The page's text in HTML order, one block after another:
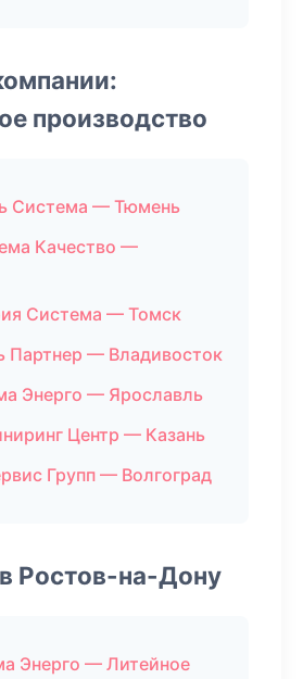
производство
Система — Тюмень
Качество —
Система — Томск
Партнер — Владивосток
Энерго — Ярославль
Центр — Казань
Групп — Волгоград
Ростов-на-Дону
Энерго — Литейное